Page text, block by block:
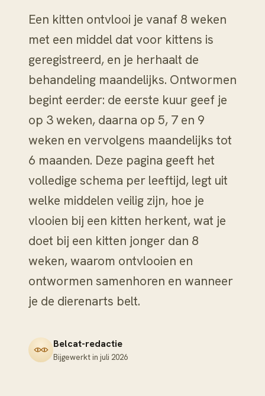
Een kitten ontvlooi je vanaf 8 weken
met een middel dat voor kittens is
geregistreerd, en je herhaalt de
behandeling maandelijks. Ontwormen
begint eerder: de eerste kuur geef je
op 3 weken, daarna op 5, 7 en 9
weken en vervolgens maandelijks tot
6 maanden. Deze pagina geeft het
volledige schema per leeftijd, legt uit
welke middelen veilig zijn, hoe je
vlooien bij een kitten herkent, wat je
doet bij een kitten jonger dan 8
weken, waarom ontvlooien en
ontwormen samenhoren en wanneer
je de dierenarts belt.
Belcat-redactie
Bijgewerkt in juli 2026